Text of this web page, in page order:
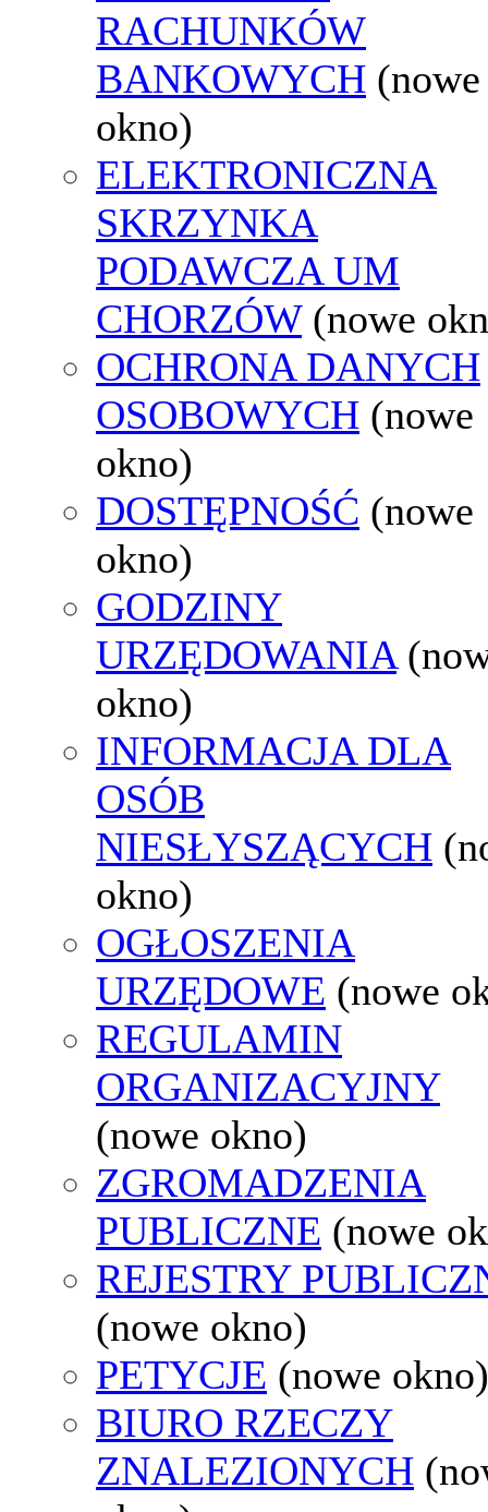
RACHUNKÓW
BANKOWYCH (nowe
okno)
ELEKTRONICZNA
SKRZYNKA
PODAWCZA UM
CHORZÓW (nowe
OCHRONA DANYCH
OSOBOWYCH (nowe
okno)
DOSTĘPNOŚĆ (nowe
okno)
GODZINY
URZĘDOWANIA
okno)
INFORMACJA DLA
OSÓB
NIESŁYSZĄCYCH
okno)
OGŁOSZENIA
URZĘDOWE (nowe
REGULAMIN
ORGANIZACYJNY
(nowe okno)
ZGROMADZENIA
PUBLICZNE (nowe
REJESTRY
(nowe okno)
PETYCJE (nowe okno)
BIURO RZECZY
ZNALEZIONYCH